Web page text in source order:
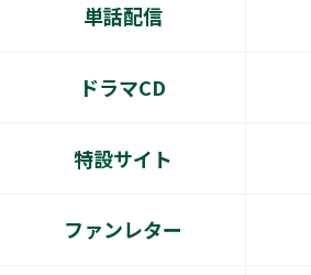
単話配信
ドラマCD
特設サイト
ファンレター